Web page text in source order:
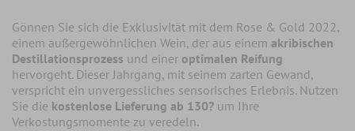
Gönnen Sie sich die Exklusivität mit dem Rose & Gold 2022,
einem außergewöhnlichen Wein, der aus einem akribischen
Destillationsprozess und einer optimalen Reifung
hervorgeht. Dieser Jahrgang, mit seinem zarten Gewand,
verspricht ein unvergessliches sensorisches Erlebnis. Nutzen
Sie die kostenlose Lieferung ab 130? um Ihre
Verkostungsmomente zu veredeln.